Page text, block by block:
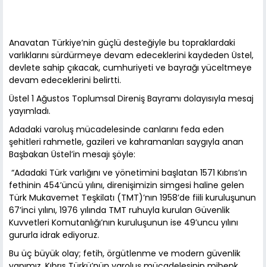
Anavatan Türkiye’nin güçlü desteğiyle bu topraklardaki
varlıklarını sürdürmeye devam edeceklerini kaydeden Üstel,
devlete sahip çıkacak, cumhuriyeti ve bayrağı yüceltmeye
devam edeceklerini belirtti.
Üstel 1 Ağustos Toplumsal Direniş Bayramı dolayısıyla mesaj
yayımladı.
Adadaki varoluş mücadelesinde canlarını feda eden
şehitleri rahmetle, gazileri ve kahramanları saygıyla anan
Başbakan Üstel’in mesajı şöyle:
“Adadaki Türk varlığını ve yönetimini başlatan 1571 Kıbrıs’ın
fethinin 454’üncü yılını, direnişimizin simgesi haline gelen
Türk Mukavemet Teşkilatı (TMT)’nın 1958’de fiili kuruluşunun
67’inci yılını, 1976 yılında TMT ruhuyla kurulan Güvenlik
Kuvvetleri Komutanlığı’nın kuruluşunun ise 49’uncu yılını
gururla idrak ediyoruz.
Bu üç büyük olay; fetih, örgütlenme ve modern güvenlik